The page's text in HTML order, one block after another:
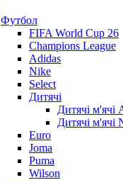
Футбол
FIFA World Cup 26
Champions League
Adidas
Nike
Select
Дитячі
Дитячі м'ячі
Дитячі м'ячі
Euro
Joma
Puma
Wilson